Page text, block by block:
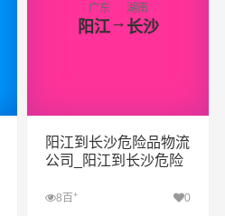
广东
阳江→
湖南
长沙
阳江到长沙危险品物流
公司_阳江到长沙危险
沙危险品专线
8百+ 0